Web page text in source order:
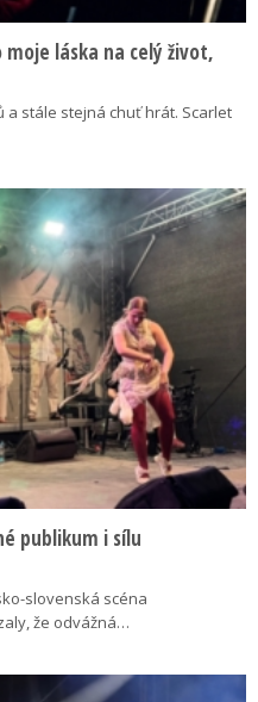
moje láska na celý život,
a stále stejná chuť hrát. Scarlet
publikum i sílu
slovenská scéna
že odvážná…